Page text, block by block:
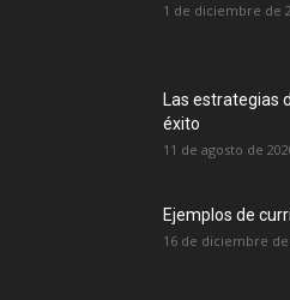
1 de diciembre de
Las estrategias
éxito
11 de agosto de
Ejemplos de
16 de diciembre de